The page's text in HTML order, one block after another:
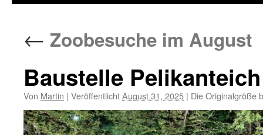
← Zoobesuche im August
Baustelle
Von Martin | VeröffentlichtAugust 31, 2025 | Die Originalgröße